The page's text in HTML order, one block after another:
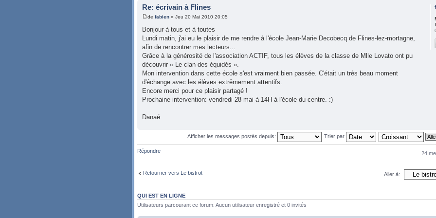
Re: écrivain à Flines
de fabien » Jeu 20 Mai 2010 20:05
Bonjour à tous et à toutes
Lundi matin, j'ai eu le plaisir de me rendre à l'école Jean-Marie Decobecq de Flines-lez-mortagne,
afin de rencontrer mes lecteurs...
Grâce à la générosité de l'association ACTIF, tous les élèves de la classe de Mlle Lovato ont pu
découvrir « Le clan des équidés ».
Mon intervention dans cette école s'est vraiment bien passée. C'était un très beau moment
d'échange avec les élèves extrêmement attentifs.
Encore merci pour ce plaisir partagé !
Prochaine intervention: vendredi 28 mai à 14H à l'école du centre. :)
Danaé
Afficher les messages postés depuis: Trier par
Répondre 24
Retourner vers Le bistrot Aller à:
QUI EST EN LIGNE
Utilisateurs parcourant ce forum: Aucun utilisateur enregistré et 0 invités